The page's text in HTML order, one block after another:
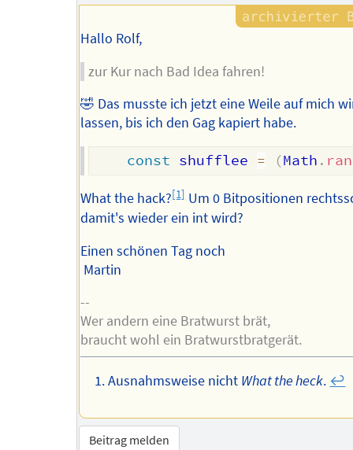
Hallo Rolf,
zur Kur nach Bad Idea fahren!
🤣 Das musste ich jetzt eine Weile auf mich
lassen, bis ich den Gag kapiert habe.
const shufflee = (Math .
What the hack?[1]Um 0 Bitpositionen
damit's wieder ein int wird?
Einen schönen Tag noch
Martin
--
Wer andern eine Bratwurst brät,
braucht wohl ein Bratwurstbratgerät.
Ausnahmsweise nicht What the heck. ↩︎
Beitrag melden